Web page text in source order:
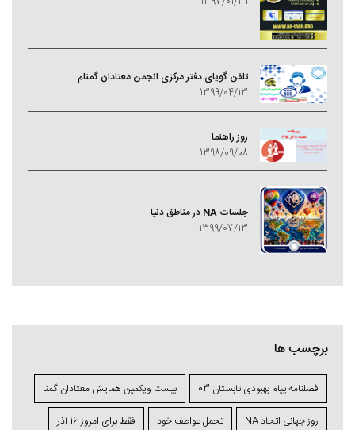
تلفن گویای دفتر مرکزی انجمن معتادان گمنام
1399/04/13
روز راهنما
1398/09/08
جلسات NA در مناطق دنیا
1399/07/13
برچسب ها
فصلنامه پیام بهبودی تابستان 03 بیست ویکمین همایش معتادان گمنا
روز جهانی اتحاد NA تحمل عواطف خود فقط برای امروز 16 آذر